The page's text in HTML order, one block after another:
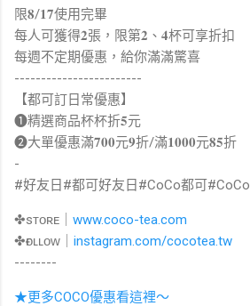
限𝟖/𝟏𝟕使用完畢
每人可獲得𝟐張，限第𝟐、𝟒杯可享折扣
每週不定期優惠，給你滿滿驚喜
------------------------
【都可訂日常優惠】
➊精選商品杯杯折𝟓元
➋大單優惠滿𝟕𝟎𝟎元𝟗折/滿𝟏𝟎𝟎𝟎元𝟖𝟓折
-
#好友日#都可好友日#CoCo都可#CoCo
✤sᴛᴏʀᴇ｜ www.coco-tea.com
✤ғᴏʟʟᴏᴡ｜ instagram.com/cocotea.tw
--------
★更多COCO優惠看這裡～